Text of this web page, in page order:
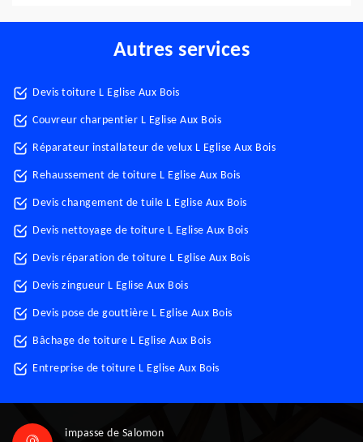
Autres services
Devis toiture L Eglise Aux Bois
Couvreur charpentier L Eglise Aux Bois
Réparateur installateur de velux L Eglise Aux Bois
Rehaussement de toiture L Eglise Aux Bois
Devis changement de tuile L Eglise Aux Bois
Devis nettoyage de toiture L Eglise Aux Bois
Devis réparation de toiture L Eglise Aux Bois
Devis zingueur L Eglise Aux Bois
Devis pose de gouttière L Eglise Aux Bois
Bâchage de toiture L Eglise Aux Bois
Entreprise de toiture L Eglise Aux Bois
impasse de Salomon